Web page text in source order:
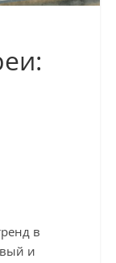
в
и